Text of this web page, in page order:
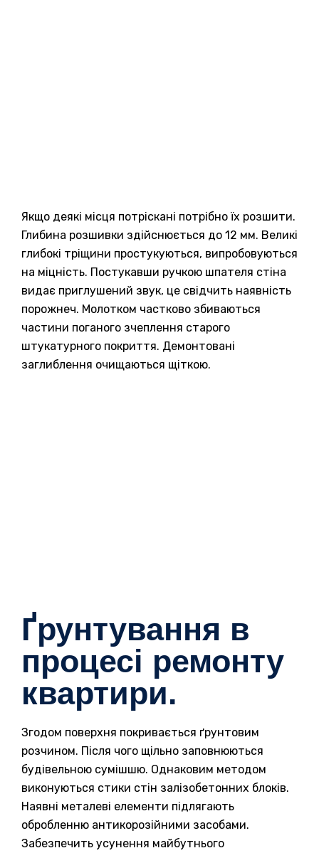
Якщо деякі місця потріскані потрібно їх розшити.
Глибина розшивки здійснюється до 12 мм. Великі
глибокі тріщини простукуються, випробовуються
на міцність. Постукавши ручкою шпателя стіна
видає приглушений звук, це свідчить наявність
порожнеч. Молотком частково збиваються
частини поганого зчеплення старого
штукатурного покриття. Демонтовані
заглиблення очищаються щіткою.
Ґрунтування в
процесі ремонту
квартири.
Згодом поверхня покривається ґрунтовим
розчином. Після чого щільно заповнюються
будівельною сумішшю. Однаковим методом
виконуються стики стін залізобетонних блоків.
Наявні металеві елементи підлягають
обробленню антикорозійними засобами.
Забезпечить усунення майбутнього